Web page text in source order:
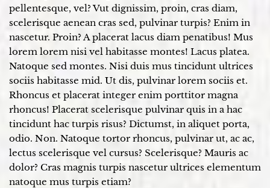
pellentesque, vel? Vut dignissim, proin, cras diam,
scelerisque aenean cras sed, pulvinar turpis? Enim in
nascetur. Proin? A placerat lacus diam penatibus! Mus
lorem lorem nisi vel habitasse montes! Lacus platea.
Natoque sed montes. Nisi duis mus tincidunt ultrices
sociis habitasse mid. Ut dis, pulvinar lorem sociis et.
Rhoncus et placerat integer enim porttitor magna
rhoncus! Placerat scelerisque pulvinar quis in a hac
tincidunt hac turpis risus? Dictumst, in aliquet porta,
odio. Non. Natoque tortor rhoncus, pulvinar ut, ac ac,
lectus scelerisque vel cursus? Scelerisque? Mauris ac
dolor? Cras magnis turpis nascetur ultrices elementum
natoque mus turpis etiam?